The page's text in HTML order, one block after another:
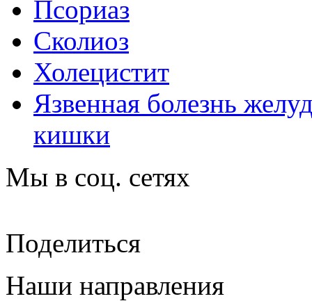
Псориаз
Сколиоз
Холецистит
Язвенная болезнь
кишки
Мы в соц. сетях
Поделиться
Наши направления